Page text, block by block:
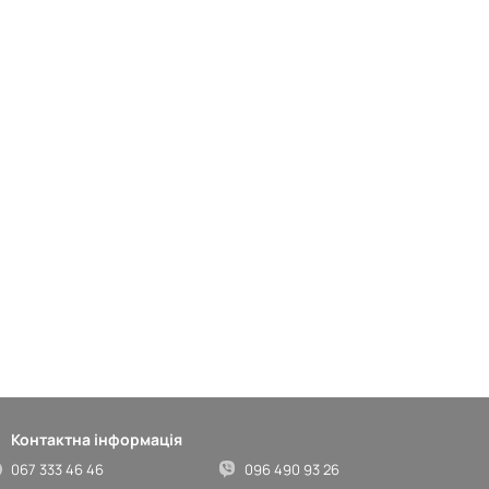
Контактна інформація
067 333 46 46 096 490 93 26